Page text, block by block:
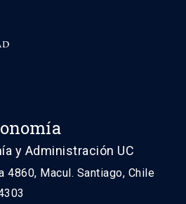
y Administración UC
4860, Macul. Santiago, Chile